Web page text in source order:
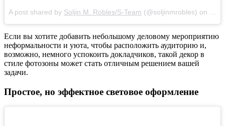
A post shared by Soljin M. Robles/S-Team (@soljinmrobles) on
Если вы хотите добавить небольшому деловому мероприятию
неформальности и уюта, чтобы расположить аудиторию и,
возможно, немного успокоить докладчиков, такой декор в
стиле фотозоны может стать отличным решением вашей
задачи.
Простое, но эффектное световое оформление